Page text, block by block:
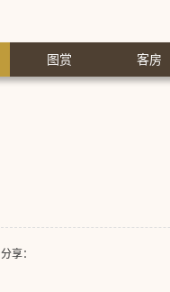
图赏 客房
分享：